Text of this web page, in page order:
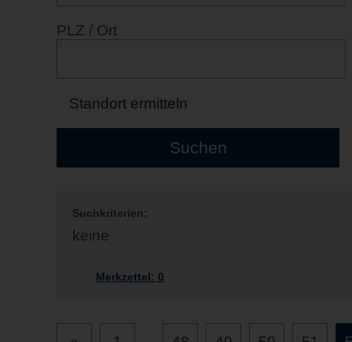
PLZ / Ort
Standort ermitteln
Suchkriterien:
keine
Merkzettel: 0